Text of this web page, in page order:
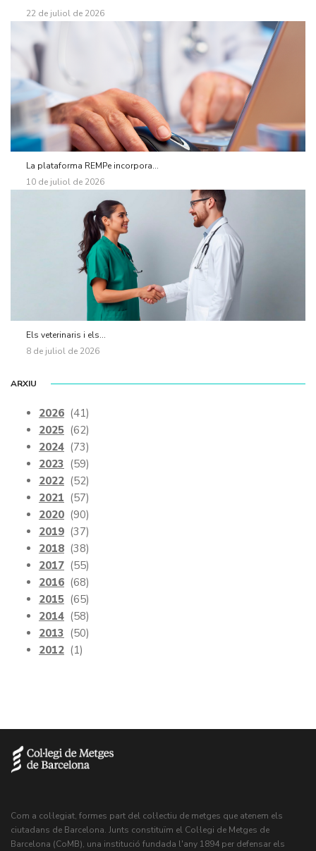
22 de juliol de 2026
La plataforma REMPe incorpora...
10 de juliol de 2026
Els veterinaris i els...
8 de juliol de 2026
ARXIU
2026 (41)
2025 (62)
2024 (73)
2023 (59)
2022 (52)
2021 (57)
2020 (90)
2019 (37)
2018 (38)
2017 (55)
2016 (68)
2015 (65)
2014 (58)
2013 (50)
2012 (1)
Com a col·legiat, formes part del col·lectiu de metges que atenem els
ciutadans de Barcelona. Junts constituïm el Col·legi de Metges de
Barcelona (CoMB), una institució fundada l'any 1894 per defensar els